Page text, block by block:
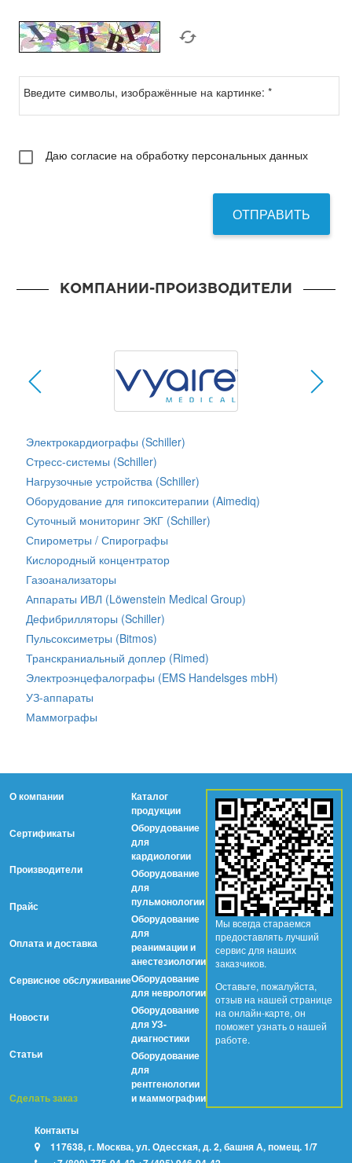
Введите символы, изображённые на картинке: *
Даю согласие на обработку персональных данных
КОМПАНИИ-ПРОИЗВОДИТЕЛИ
Электрокардиографы (Schiller)
Стресс-системы (Schiller)
Нагрузочные устройства (Schiller)
Оборудование для гипокситерапии (Aimediq)
Суточный мониторинг ЭКГ (Schiller)
Спирометры / Спирографы
Кислородный концентратор
Газоанализаторы
Аппараты ИВЛ (Löwenstein Medical Group)
Дефибрилляторы (Schiller)
Пульсоксиметры (Bitmos)
Транскраниальный доплер (Rimed)
Электроэнцефалографы (EMS Handelsges mbH)
УЗ-аппараты
Маммографы
О компании
Сертификаты
Производители
Прайс
Оплата и доставка
Сервисное обслуживание
Новости
Статьи
Сделать заказ
Каталог
продукции
Оборудование
для
кардиологии
Оборудование
для
пульмонологии
Оборудование
для
реанимации и
анестезиологии
Оборудование
для неврологии
Оборудование
для УЗ-
диагностики
Оборудование
для
рентгенологии
и маммографии
Мы всегда стараемся
предоставлять лучший
сервис для наших
заказчиков.
Оставьте, пожалуйста,
отзыв на нашей странице
на онлайн-карте, он
поможет узнать о нашей
работе.
Контакты
117638, г. Москва, ул. Одесская, д. 2, башня А, помещ. 1/7